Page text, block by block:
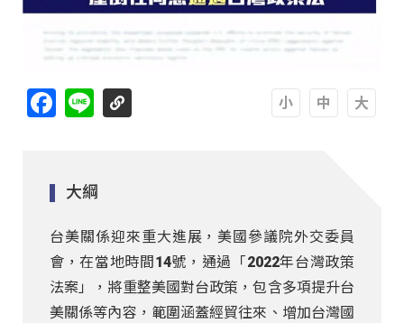
Facebook
Line
大綱
台美關係迎來重大進展，美國參議院外交委員
會，在當地時間14號，通過「2022年台灣政策
法案」，將重整美國對台政策，包含多項提升台
美關係等內容，範圍涵蓋經貿往來、增加台灣國